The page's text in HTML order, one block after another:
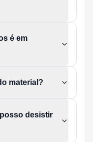
é em
material?
desistir